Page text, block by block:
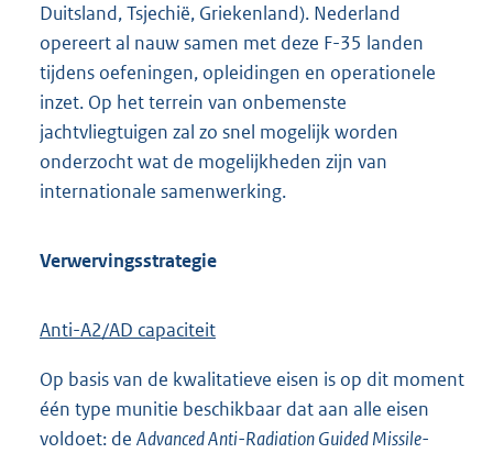
Duitsland, Tsjechië, Griekenland). Nederland
opereert al nauw samen met deze F-35 landen
tijdens oefeningen, opleidingen en operationele
inzet. Op het terrein van onbemenste
jachtvliegtuigen zal zo snel mogelijk worden
onderzocht wat de mogelijkheden zijn van
internationale samenwerking.
Verwervingsstrategie
Anti-A2/AD capaciteit
Op basis van de kwalitatieve eisen is op dit moment
één type munitie beschikbaar dat aan alle eisen
voldoet: de Advanced Anti-Radiation Guided Missile-